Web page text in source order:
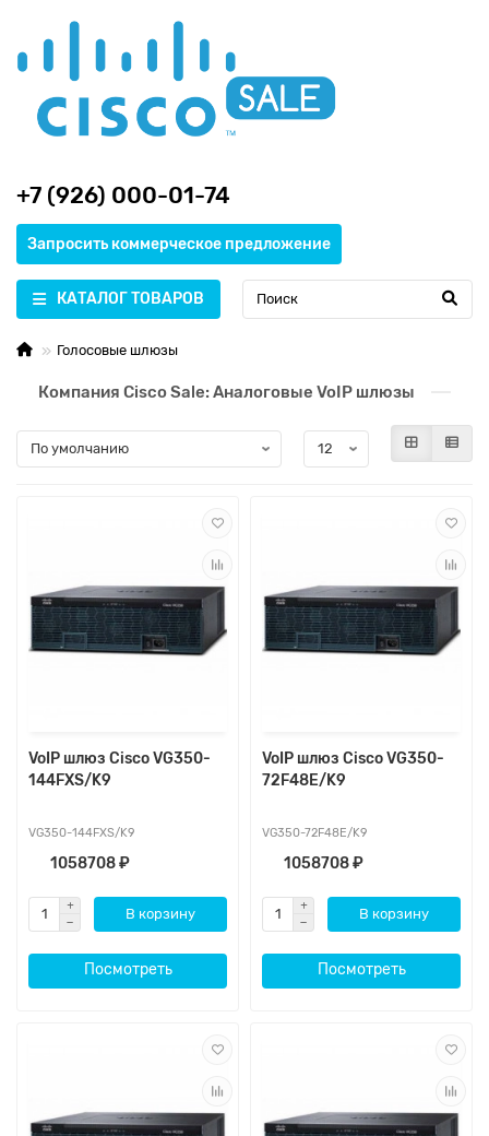
+7 (926) 000-01-74
Запросить коммерческое предложение
КАТАЛОГ ТОВАРОВ
Голосовые шлюзы
Компания Cisco Sale: Аналоговые VoIP шлюзы
VoIP шлюз Cisco VG350-
144FXS/K9
VG350-144FXS/K9
1058708 ₽
В корзину
Посмотреть
VoIP шлюз Cisco VG350-
72F48E/K9
VG350-72F48E/K9
1058708 ₽
В корзину
Посмотреть